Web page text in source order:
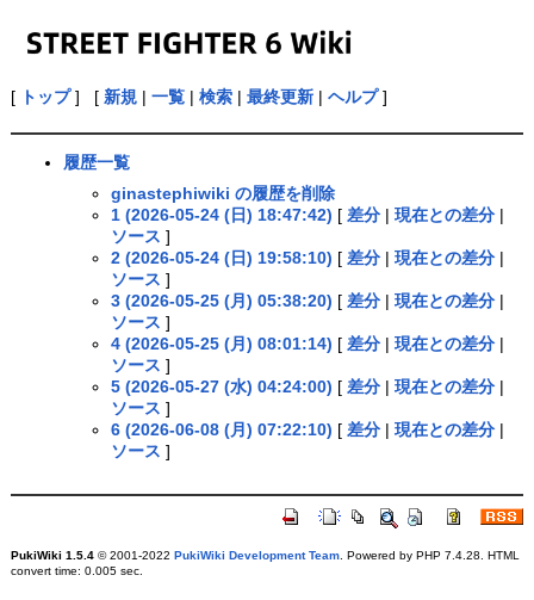
[ トップ] [ 新規| 一覧| 検索| 最終更新| ヘルプ]
履歴一覧
ginastephiwiki の履歴を削除
1 (2026-05-24 (日) 18:47:42) [ 差分| 現在との差分|
ソース ]
2 (2026-05-24 (日) 19:58:10) [ 差分| 現在との差分|
ソース ]
3 (2026-05-25 (月) 05:38:20) [ 差分| 現在との差分|
ソース ]
4 (2026-05-25 (月) 08:01:14) [ 差分| 現在との差分|
ソース ]
5 (2026-05-27 (水) 04:24:00) [ 差分| 現在との差分|
ソース ]
6 (2026-06-08 (月) 07:22:10) [ 差分| 現在との差分|
ソース ]
PukiWiki 1.5.4© 2001-2022 PukiWiki Development Team. Powered by PHP 7.4.28. HTML
convert time: 0.005 sec.